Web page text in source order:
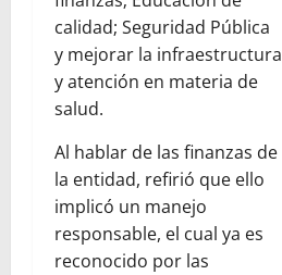
calidad; Seguridad Pública
y mejorar la infraestructura
y atención en materia de
salud.
Al hablar de las finanzas de
la entidad, refirió que ello
implicó un manejo
responsable, el cual ya es
reconocido por las